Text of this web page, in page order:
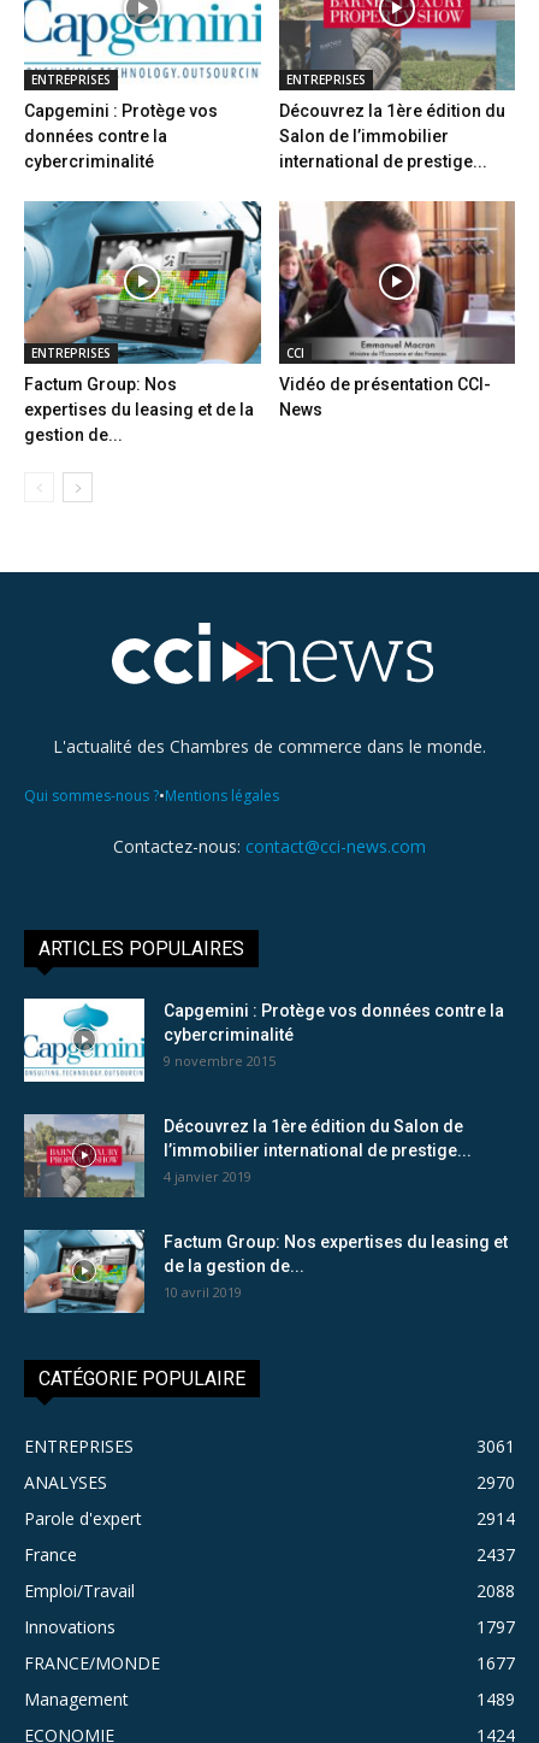
ENTREPRISES
Capgemini : Protège vos
données contre la
cybercriminalité
ENTREPRISES
Découvrez la 1ère édition du
Salon de l’immobilier
international de prestige...
ENTREPRISES
Factum Group: Nos
expertises du leasing et de la
gestion de...
CCI
Vidéo de présentation CCI-
News
L'actualité des Chambres de commerce dans le monde.
Qui sommes-nous ?•Mentions légales
Contactez-nous: contact@cci-news.com
ARTICLES POPULAIRES
Capgemini : Protège vos données contre la
cybercriminalité
9 novembre 2015
Découvrez la 1ère édition du Salon de
l’immobilier international de prestige...
4 janvier 2019
Factum Group: Nos expertises du leasing et
de la gestion de...
10 avril 2019
CATÉGORIE POPULAIRE
ENTREPRISES
3061
ANALYSES
2970
Parole d'expert
2914
France
2437
Emploi/Travail
2088
Innovations
1797
FRANCE/MONDE
1677
Management
1489
ECONOMIE
1424